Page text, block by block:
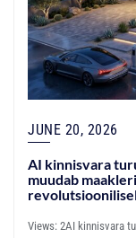
JUNE 20, 2026
AI kinnisvara
muudab
Views: 2AI kinnisvara